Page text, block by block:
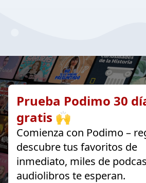
Prueba Podimo 30
gratis 🙌
Comienza con Podimo –
descubre tus favoritos de
inmediato, miles de
audiolibros te esperan.